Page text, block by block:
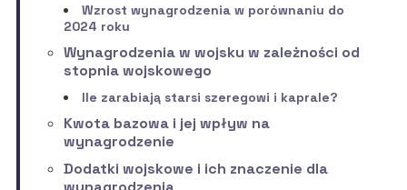
Wzrost wynagrodzenia w porównaniu do
2024 roku
Wynagrodzenia w wojsku w zależności od
stopnia wojskowego
Ile zarabiają starsi szeregowi i kaprale?
Kwota bazowa i jej wpływ na
wynagrodzenie
Dodatki wojskowe i ich znaczenie dla